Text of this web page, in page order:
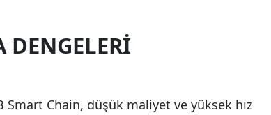
Tokat
Tunceli
DENGELERI
Chain, düşük maliyet ve yüksek hız